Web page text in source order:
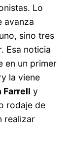
Lo
avanza
sino tres
Esa noticia
en un primer
la viene
Farrell y
rodaje de
realizar